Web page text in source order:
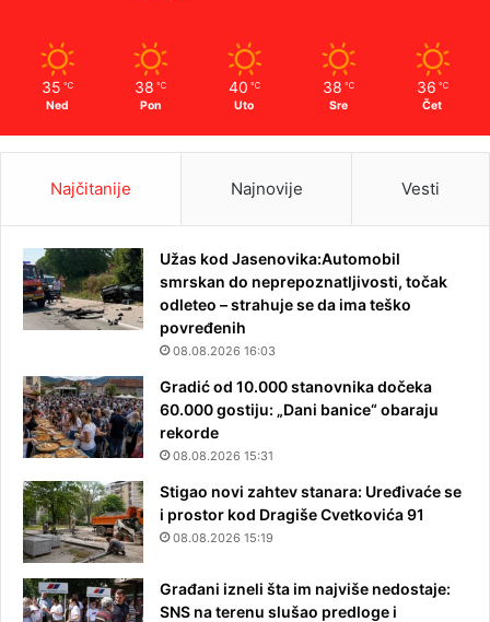
35 ℃
Ned
38 ℃
Pon
40 ℃
Uto
38 ℃
Sre
36 ℃
Čet
Najčitanije Najnovije Vesti
Užas kod Jasenovika:Automobil
smrskan do neprepoznatljivosti, točak
odleteo – strahuje se da ima teško
povređenih
08.08.2026 16:03
Gradić od 10.000 stanovnika dočeka
60.000 gostiju: „Dani banice“ obaraju
rekorde
08.08.2026 15:31
Stigao novi zahtev stanara: Uređivaće se
i prostor kod Dragiše Cvetkovića 91
08.08.2026 15:19
Građani izneli šta im najviše nedostaje:
SNS na terenu slušao predloge i